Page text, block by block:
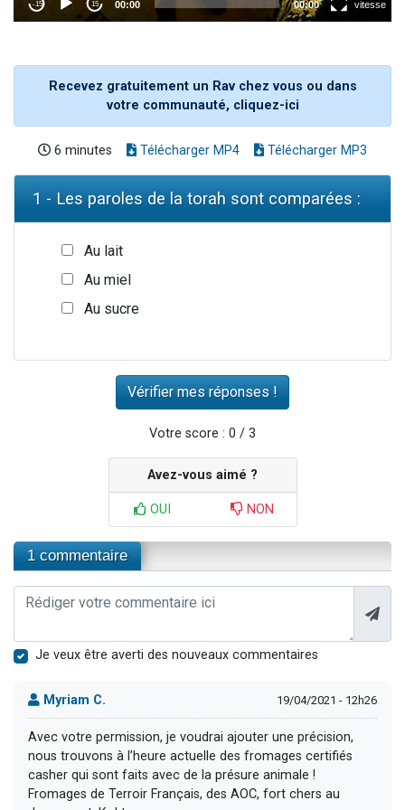
Recevez gratuitement un Rav chez vous ou dans
votre communauté, cliquez-ici
6 minutes Télécharger MP4 Télécharger MP3
1 - Les paroles de la torah sont comparées :
Au lait
Au miel
Au sucre
Votre score : 0 / 3
Avez-vous aimé ?
OUI NON
1 commentaire
Je veux être averti des nouveaux commentaires
Myriam C. 19/04/2021 - 12h26
Avec votre permission, je voudrai ajouter une précision,
nous trouvons à l’heure actuelle des fromages certifiés
casher qui sont faits avec de la présure animale !
Fromages de Terroir Français, des AOC, fort chers au